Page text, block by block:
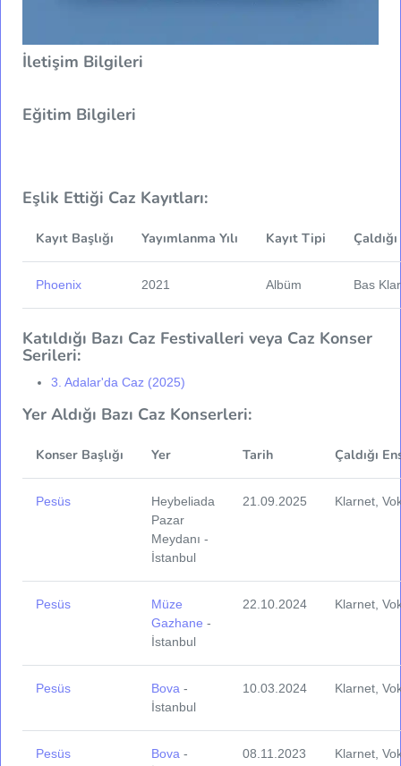
İletişim Bilgileri
Eğitim Bilgileri
Eşlik Ettiği Caz Kayıtları:
Kayıt Başlığı Yayımlanma Yılı Kayıt Tipi
Phoenix 2021 Albüm Bas
Katıldığı Bazı Caz Festivalleri veya Caz Konser
Serileri:
3. Adalar'da Caz (2025)
Yer Aldığı Bazı Caz Konserleri:
Konser Başlığı Yer Tarih Çaldığı
Pesüs
Heybeliada
Pazar
Meydanı -
İstanbul
21.09.2025 Klarnet,
Pesüs
Müze
Gazhane -
İstanbul
22.10.2024 Klarnet,
Pesüs Bova -
İstanbul
10.03.2024 Klarnet,
Pesüs Bova -
08.11.2023 Klarnet,